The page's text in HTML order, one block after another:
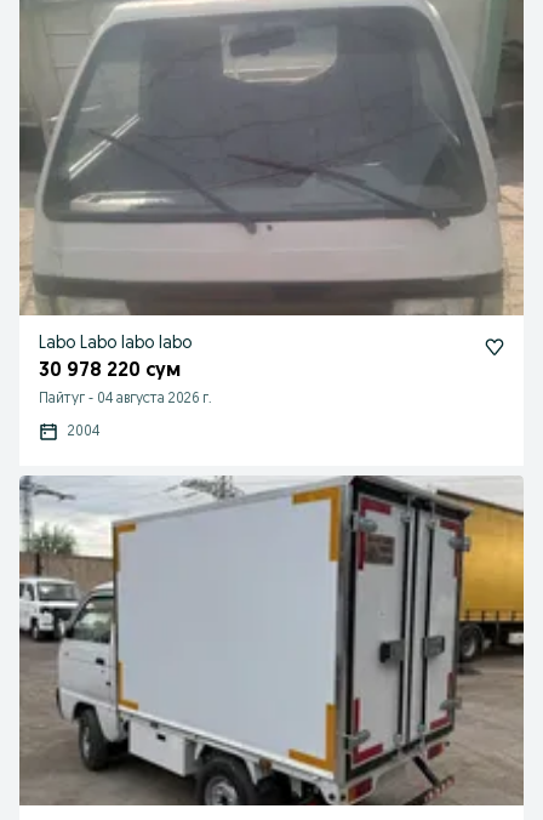
Labo Labo labo labo
30 978 220 сум
Пайтуг - 04 августа 2026 г.
2004